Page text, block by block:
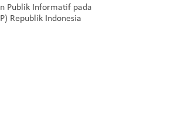
Publik Informatif pada
Republik Indonesia